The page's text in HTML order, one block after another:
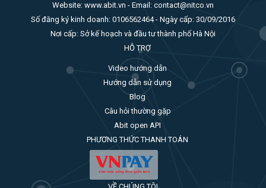
Website: www.abit.vn - Email: contact@nitco.vn
Số đăng ký kinh doanh: 0106562464 - Ngày cấp: 30/09/2016
Nơi cấp: Sở kế hoạch và đầu tư thành phố Hà Nội
HỖ TRỢ
Video hướng dẫn
Hướng dẫn sử dụng
Blog
Câu hỏi thường gặp
Abit open API
PHƯƠNG THỨC THANH TOÁN